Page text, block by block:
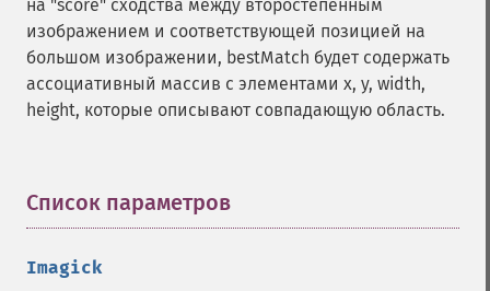
на "score" сходства между второстепенным
изображением и соответствующей позицией на
большом изображении, bestMatch будет содержать
ассоциативный массив с элементами x, y, width,
height, которые описывают совпадающую область.
Список параметров
Imagick
getImageColors
getImageColorspace
getImageCompose
getImageCompression
getImageDispose
getImageDistortion
getImageFilename